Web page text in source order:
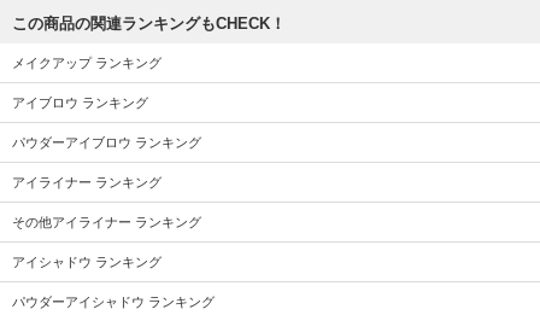
この商品の関連ランキングもCHECK！
メイクアップ ランキング
アイブロウ ランキング
パウダーアイブロウ ランキング
アイライナー ランキング
その他アイライナー ランキング
アイシャドウ ランキング
パウダーアイシャドウ ランキング